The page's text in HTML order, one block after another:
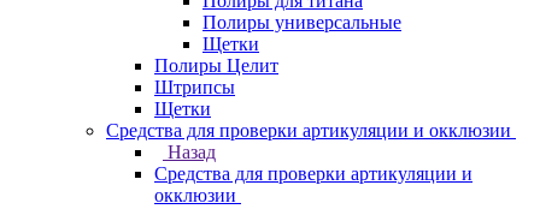
Полиры универсальные
Щетки
Полиры Целит
Штрипсы
Щетки
Средства для проверки артикуляции и окклюзии
Назад
Средства для проверки артикуляции и
окклюзии